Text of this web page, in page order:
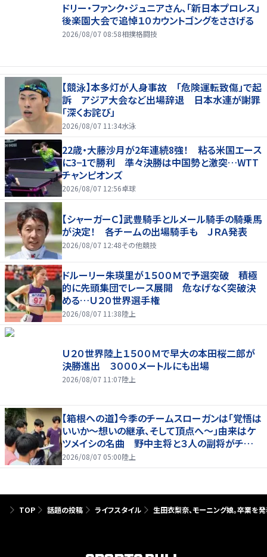
ドリー・ファンク・ジュニアさん、「新日本プロレス」
後楽園大会で追悼１０カウントゴングをささげる
2026/08/07 08:58相撲格闘技
【競泳】本多灯が人身事故 「危険運転致傷」で起
訴 アジア大会など出場辞退 日本水連が謝罪
「深くお詫び」
2026/08/07 11:34水泳
22歳・大藤沙月が2年連続8強！ 粘る米国エース
に3−1で勝利 準々決勝は中国勢と激突…WTT
チャンピオンズ
2026/08/07 12:56卓球
【シャーガーＣ】武豊騎手とルメール騎手の騎乗馬
が決定！ 各チームの出場騎手も ＪＲＡ発表
2026/08/07 12:48その他競技
ドルーリー朱瑛里が１５００Ｍで予選突破 積極
的に先頭集団でレース展開 危なげなく突破決
める…Ｕ２０世界選手権
2026/08/07 11:38陸上
Ｕ２０世界陸上１５００Ｍで早大の本田桜二郎が
決勝進出 ３０００メートルにも出場
2026/08/07 11:07陸上
【箱根への道】今季のチームスローガンは「覚悟は
いいか～想いの継承、そして頂点へ～」由来はケ
ツメイシの名曲 野中主将と３人の副将がチーム
を引っ張る…夏合宿特集第１弾、国学院大
2026/08/07 05:00陸上
TOP 話題の投稿 ライフスタイル 生田衣梨奈、モーニング娘。卒業を